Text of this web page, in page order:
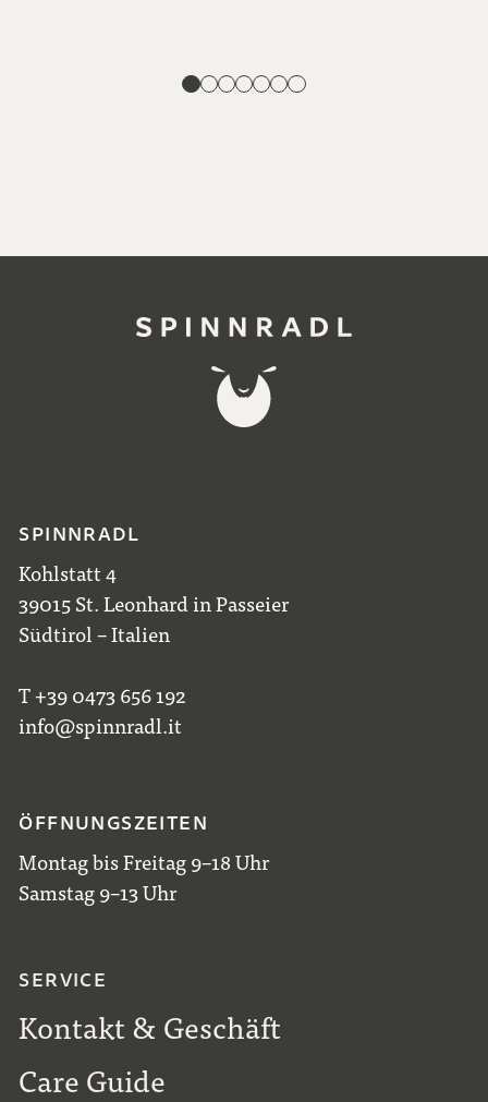
SPINNRADL
Kohlstatt 4
39015 St. Leonhard in Passeier
Südtirol – Italien
T +39 0473 656 192
info@spinnradl.it
ÖFFNUNGSZEITEN
Montag bis Freitag 9–18 Uhr
Samstag 9–13 Uhr
SERVICE
Kontakt & Geschäft
Care Guide